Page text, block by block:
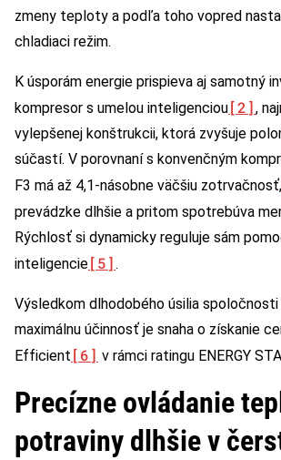
zmeny teploty a podľa toho vopred
chladiaci režim.
K úsporám energie prispieva aj samotný
kompresor s umelou inteligenciou[2],
vylepšenej konštrukcii, ktorá zvyšuje
súčastí. V porovnaní s konvenčným
F3 má až 4,1-násobne väčšiu zotrvačnosť,
prevádzke dlhšie a pritom spotrebúva
Rýchlosť si dynamicky reguluje sám
inteligencie[5] .
Výsledkom dlhodobého úsilia spoločnosti
maximálnu účinnosť je snaha o získanie
Efficient [6] v rámci ratingu ENERGY
Precízne ovládanie
potraviny dlhšie v